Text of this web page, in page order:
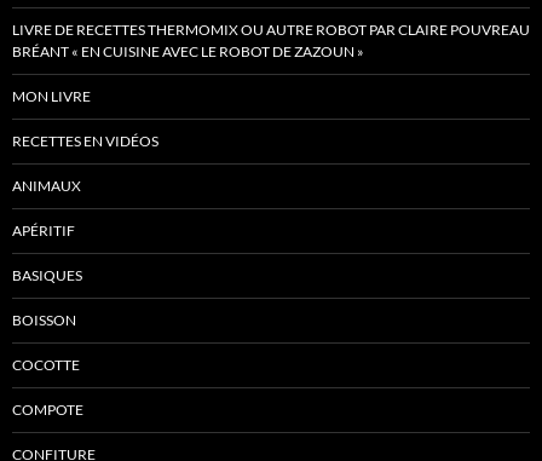
LIVRE DE RECETTES THERMOMIX OU AUTRE ROBOT PAR CLAIRE POUVREAU
BRÉANT « EN CUISINE AVEC LE ROBOT DE ZAZOUN »
MON LIVRE
RECETTES EN VIDÉOS
ANIMAUX
APÉRITIF
BASIQUES
BOISSON
COCOTTE
COMPOTE
CONFITURE